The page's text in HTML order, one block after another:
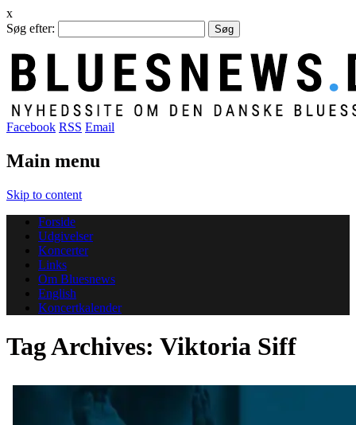
x
Søg efter:
Facebook RSS Email
Main menu
Skip to content
Forside
Udgivelser
Koncerter
Links
Om Bluesnews
English
Koncertkalender
Tag Archives: Viktoria Siff